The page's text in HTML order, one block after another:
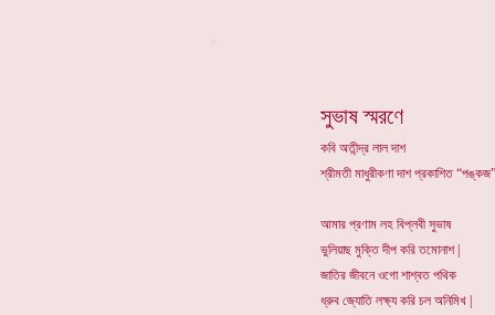
সুভাষ স্মরণে
কবি অতীন্দ্র লাল দাশ
শ্রীমতী মাধুরীকণা দাশ প্রকাশিত
আমার প্রণাম লহ বিপ্লবী সুভাষ
ভুলিয়াছ মুক্তি দীপ করি তমোনাশ |
জাতির জীবনে ওগো শাশ্বত পথিক
ধ্রুব জ্যোতি লক্ষ্য করি চল অনিমিখ |